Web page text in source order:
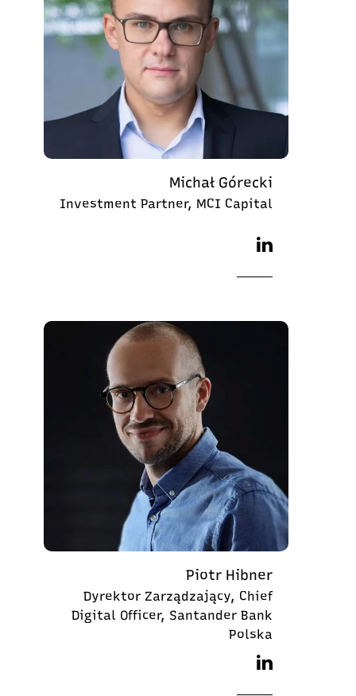
Michał Górecki
Investment Partner, MCI Capital
Piotr Hibner
Dyrektor Zarządzający, Chief
Digital Officer, Santander Bank
Polska